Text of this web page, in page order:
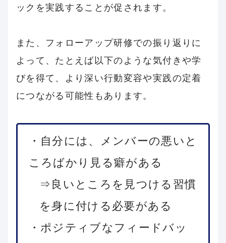
ックを実践することが促されます。
また、フォローアップ研修での振り返りに
よって、たとえば以下のような気付きや学
びを得て、より深い行動変容や実践の定着
につながる可能性もあります。
・自分には、メンバーの悪いと
ころばかり見る癖がある
⇒良いところを見つける習慣
を身に付ける必要がある
・ポジティブなフィードバッ